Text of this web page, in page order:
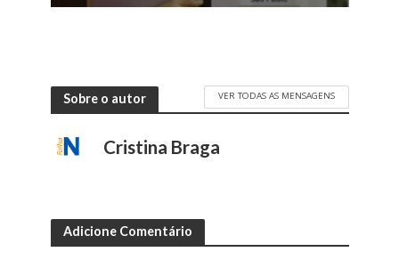
Sobre o autor VER TODAS AS MENSAGENS
Cristina Braga
Adicione Comentário